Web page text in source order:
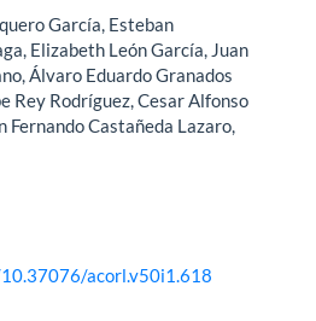
García, Esteban
Elizabeth León García, Juan
Álvaro Eduardo Granados
Rey Rodríguez, Cesar Alfonso
Fernando Castañeda Lazaro,
acorl.v50i1.618